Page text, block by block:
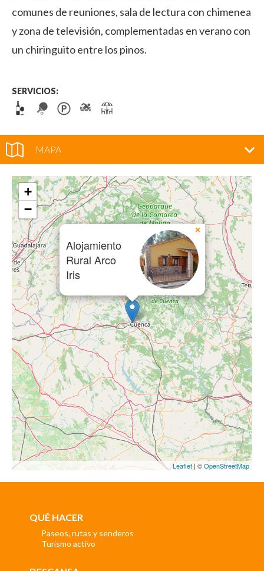
comunes de reuniones, sala de lectura con chimenea
y zona de televisión, complementadas en verano con
un chiringuito entre los pinos.
SERVICIOS:
MAPA
Alojamiento
Rural Arco
Iris
×
+
−
Leaflet| ©OpenStreetMap
QUÉ HACER
Paseos, rutas y senderos
Turismo activo